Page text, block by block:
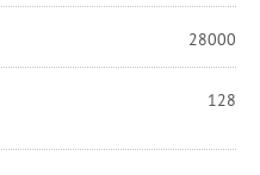
28000
128